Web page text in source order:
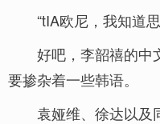
“tIA欧尼，我知道
好吧，李韶禧的中
要掺杂着一些韩语。
袁娅维、徐达以及